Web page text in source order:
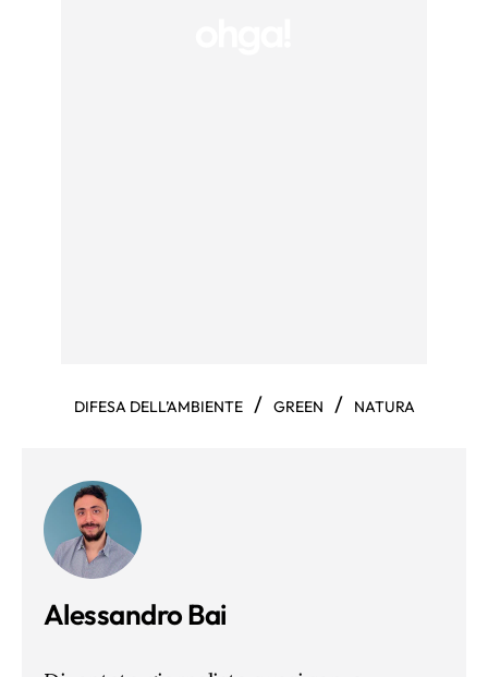
DIFESA DELL’AMBIENTE / GREEN / NATURA
Alessandro Bai